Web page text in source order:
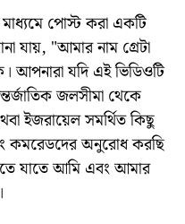
পোস্ট করা একটি
যায়, "আমার নাম গ্রেটা
আপনারা যদি এই ভিডিওটি
জলসীমা থেকে
ইজরায়েল সমর্থিত কিছু
কমরেডদের অনুরোধ করছি
যাতে আমি এবং আমার